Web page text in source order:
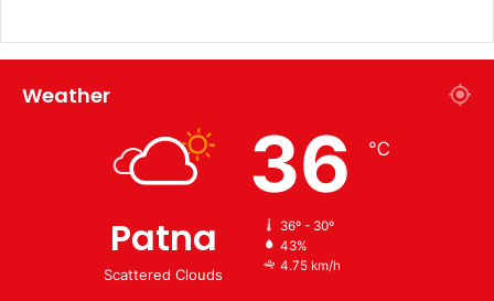
Weather
Patna
Scattered Clouds
36 ℃
36º - 30º
43%
4.75 km/h